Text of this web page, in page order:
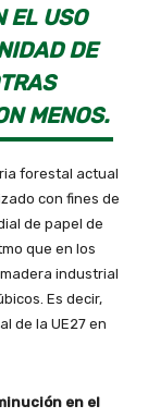
EL USO
DE
MENOS.
forestal actual
con fines de
de papel de
que en los
industrial
Es decir,
de la UE27 en
en el